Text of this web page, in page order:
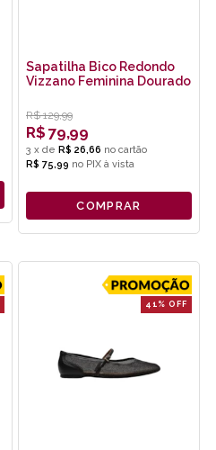
Sapatilha Bico Redondo
Vizzano Feminina Dourado
R$ 129,99
R$ 79,99
3 x de R$ 26,66
R$ 75,99 no PIX
COMPRAR
41% OFF